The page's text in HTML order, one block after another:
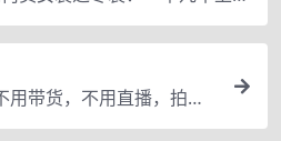
利润，出单速度快！
带货，不用直播，拍视